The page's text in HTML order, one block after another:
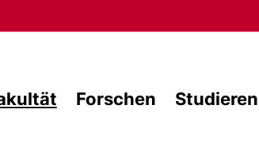
Forschen Studieren